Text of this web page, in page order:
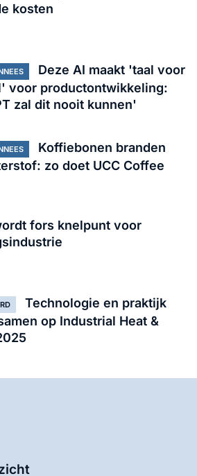
kosten
Deze AI maakt 'taal voor
voor productontwikkeling:
zal dit nooit kunnen'
Koffiebonen branden
zo doet UCC Coffee
fors knelpunt voor
Technologie en praktijk
op Industrial Heat &